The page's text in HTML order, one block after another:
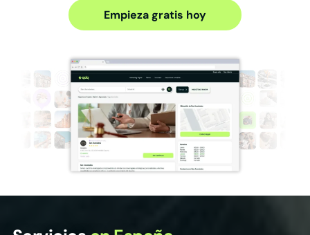
Empieza gratis hoy